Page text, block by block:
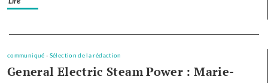
d’investissement
pour
communiqué - Sélection de la rédaction
General Electric Steam Power : Marie-